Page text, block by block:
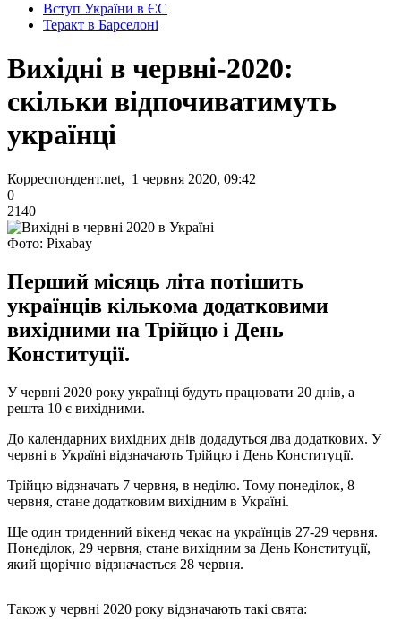
Вступ України в ЄС
Теракт в Барселоні
Вихідні в червні-2020:
скільки відпочиватимуть
українці
Корреспондент.net, 1 червня 2020, 09:42
0
2140
Фото: Pixabay
Перший місяць літа потішить
українців кількома додатковими
вихідними на Трійцю і День
Конституції.
У червні 2020 року українці будуть працювати 20 днів, а
решта 10 є вихідними.
До календарних вихідних днів додадуться два додаткових. У
червні в Україні відзначають Трійцю і День Конституції.
Трійцю відзначать 7 червня, в неділю. Тому понеділок, 8
червня, стане додатковим вихідним в Україні.
Ще один триденний вікенд чекає на українців 27-29 червня.
Понеділок, 29 червня, стане вихідним за День Конституції,
який щорічно відзначається 28 червня.
Також у червні 2020 року відзначають такі свята: